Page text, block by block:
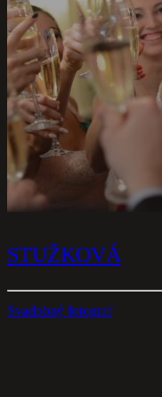
STUŽKOVÁ
Svadobný fotograf